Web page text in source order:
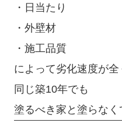
・日当たり
・外壁材
・施工品質
によって劣化速度が全
同じ築10年でも
塗るべき家と塗らなく